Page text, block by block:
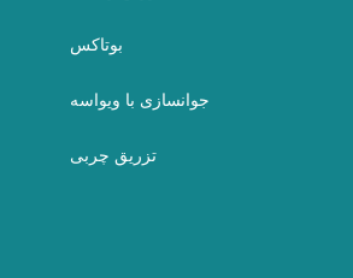
بوتاکس
جوانسازی با ویواسه
تزریق چربی